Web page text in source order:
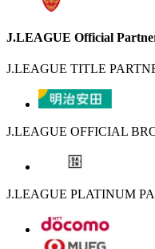
J.LEAGUE Official
J.LEAGUE TITLE
J.LEAGUE OFFICIAL
J.LEAGUE PLATINUM